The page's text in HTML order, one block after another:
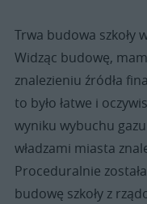
Trwa budowa szkoły
Widząc budowę,
znalezieniu źródła
to było łatwe i
wyniku wybuchu gazu
władzami miasta
Proceduralnie
budowę szkoły z